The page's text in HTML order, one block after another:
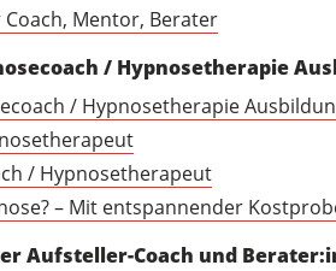
Mentor, Berater
/ Hypnosetherapie
/ Hypnosetherapie
/ Hypnosetherapeut
– Mit entspannender
Aufsteller-Coach und